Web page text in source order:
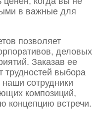
в важные для
позволяет
деловых
Заказав ее
трудностей выбора
сотрудники
композиций,
концепцию встречи.